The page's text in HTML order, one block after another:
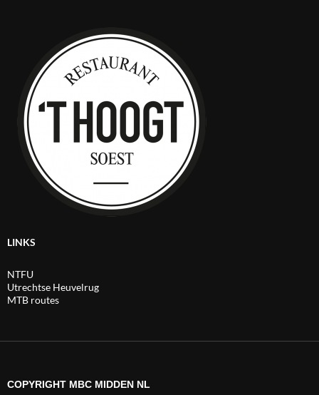
LINKS
NTFU
Utrechtse Heuvelrug
MTB routes
COPYRIGHT MBC MIDDEN NL